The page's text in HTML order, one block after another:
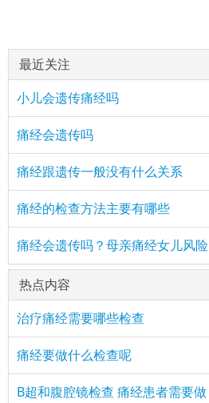
最近关注
小儿会遗传痛经吗
痛经会遗传吗
痛经跟遗传一般没有什么关系
痛经的检查方法主要有哪些
痛经会遗传吗？母亲痛经女儿风险
热点内容
治疗痛经需要哪些检查
痛经要做什么检查呢
B超和腹腔镜检查 痛经患者需要做